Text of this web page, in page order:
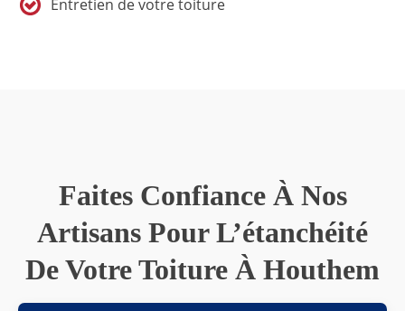
Entretien de votre toiture
Faites Confiance À Nos
Artisans Pour L’étanchéité
De Votre Toiture À Houthem